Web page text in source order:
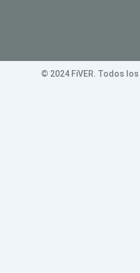
© 2024 FiVER. Todos